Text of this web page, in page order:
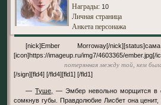
Награды: 10
Личная страница
Анкета персонажа
[nick]Ember Morroway[/nick][status]сама не своя[/status]
[icon]https://imageup.ru/img7/4603365/ember.jpg[/
потерянная между той, кем
[/sign][fld4] [/fld4][fld1] [/fld1]
—Туше,
— Эмбер невольно морщится в
сомкнув губы. Правдолюбие Лисбет она ценит,